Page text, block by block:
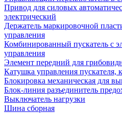
Привод для силовых
электрический
Держатель маркировочной
управления
Комбинированный пускатель с
управления
Элемент передний для
Катушка управления пускателя,
Блокировка механическая для
Блок-линия разъединитель
Выключатель нагрузки
Шина сборная